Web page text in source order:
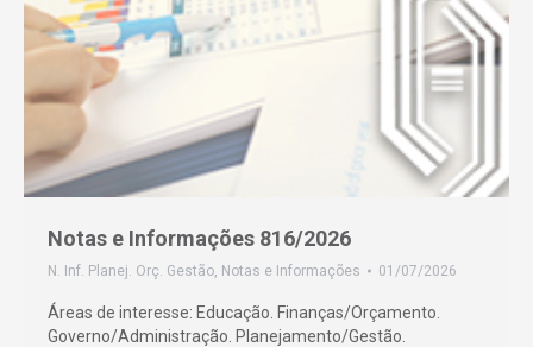
Notas e Informações 816/2026
N. Inf. Planej. Orç. Gestão, Notas e Informações 01/07/2026
Áreas de interesse: Educação. Finanças/Orçamento.
Governo/Administração. Planejamento/Gestão.